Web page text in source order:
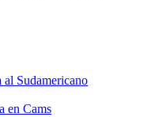
al Sudamericano
en Cams